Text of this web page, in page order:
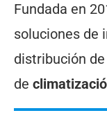
Fundada en
soluciones de
distribución
de